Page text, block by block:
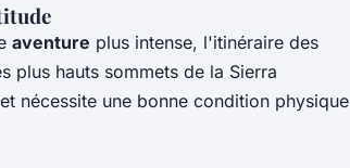
aventure plus intense, l'itinéraire des
plus hauts sommets de la Sierra
nécessite une bonne condition physique